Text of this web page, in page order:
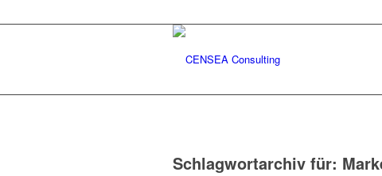
Schlagwortarchiv für: